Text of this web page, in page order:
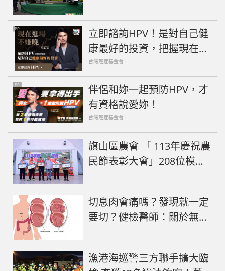
PR
立即諮詢HPV！是對自己健
康最好的投資，把握現在不
嫌晚！
台灣癌症基金會
PR
伴侶和妳一起預防HPV，才
有資格說愛妳！
台灣癌症基金會
旗山區農會 「 113年慶祝農
民節表彰大會」208位模範
切息肉會痛嗎？發現就一定
要切？健檢醫師：關於無痛
事
漁港海巡警三方聯手擴大臨